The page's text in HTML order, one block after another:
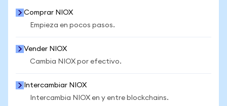
Comprar NIOX
Empieza en pocos pasos.
Vender NIOX
Cambia NIOX por efectivo.
Intercambiar NIOX
Intercambia NIOX en y entre blockchains.